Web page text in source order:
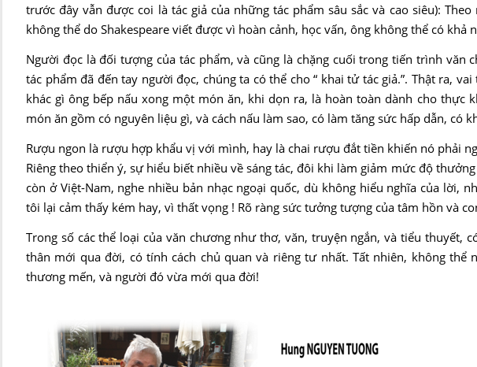
trước đây vẫn được coi là tác giả của những tác phẩm sâu sắc và cao siêu):
không thể do Shakespeare viết được vì hoàn cảnh, học vấn, ông không thể có khả
Người đọc là đối tượng của tác phẩm, và cũng là chặng cuối trong tiến trình văn
tác phẩm đã đến tay người đọc, chúng ta có thể cho “ khai tử tác giả.”. Thật ra,
khác gì ông bếp nấu xong một món ăn, khi dọn ra, là hoàn toàn dành cho thực
món ăn gồm có nguyên liệu gì, và cách nấu làm sao, có làm tăng sức hấp dẫn, có
Rượu ngon là rượu hợp khẩu vị với mình, hay là chai rượu đắt tiền khiến nó phải
Riêng theo thiển ý, sự hiểu biết nhiều về sáng tác, đôi khi làm giảm mức độ
còn ở Việt-Nam, nghe nhiều bản nhạc ngoại quốc, dù không hiểu nghĩa của lời,
tôi lại cảm thấy kém hay, vì thất vọng ! Rõ ràng sức tưởng tượng của tâm hồn và
Trong số các thể loại của văn chương như thơ, văn, truyện ngắn, và tiểu thuyết,
thân mới qua đời, có tính cách chủ quan và riêng tư nhất. Tất nhiên, không thể
thương mến, và người đó vừa mới qua đời!